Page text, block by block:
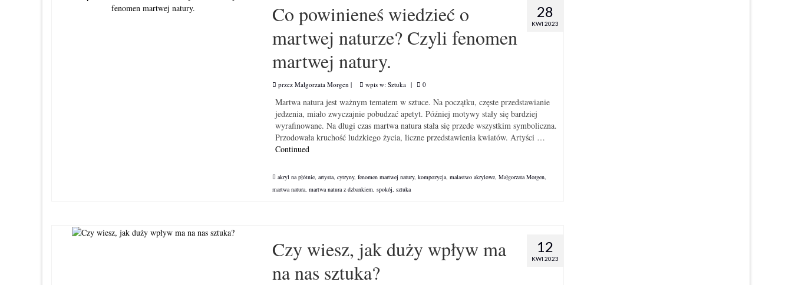
28
KWI 2023
Co powinieneś wiedzieć o
martwej naturze? Czyli fenomen
martwej natury.
przezMałgorzata Morgen | wpis w:Sztuka | 0
Martwa natura jest ważnym tematem w sztuce. Na początku, częste przedstawianie
jedzenia, miało zwyczajnie pobudzać apetyt. Później motywy stały się bardziej
wyrafinowane. Na długi czas martwa natura stała się przede wszystkim symboliczna.
Przodowała kruchość ludzkiego życia, liczne przedstawienia kwiatów. Artyści …
Continued
akryl na płótnie,artysta,cytryny,fenomen martwej natury,kompozycja,malastwo akrylowe,Małgorzata Morgen,
martwa natura,martwa natura z dzbankiem,spokój,sztuka
12
KWI 2023
Czy wiesz, jak duży wpływ ma
na nas sztuka?